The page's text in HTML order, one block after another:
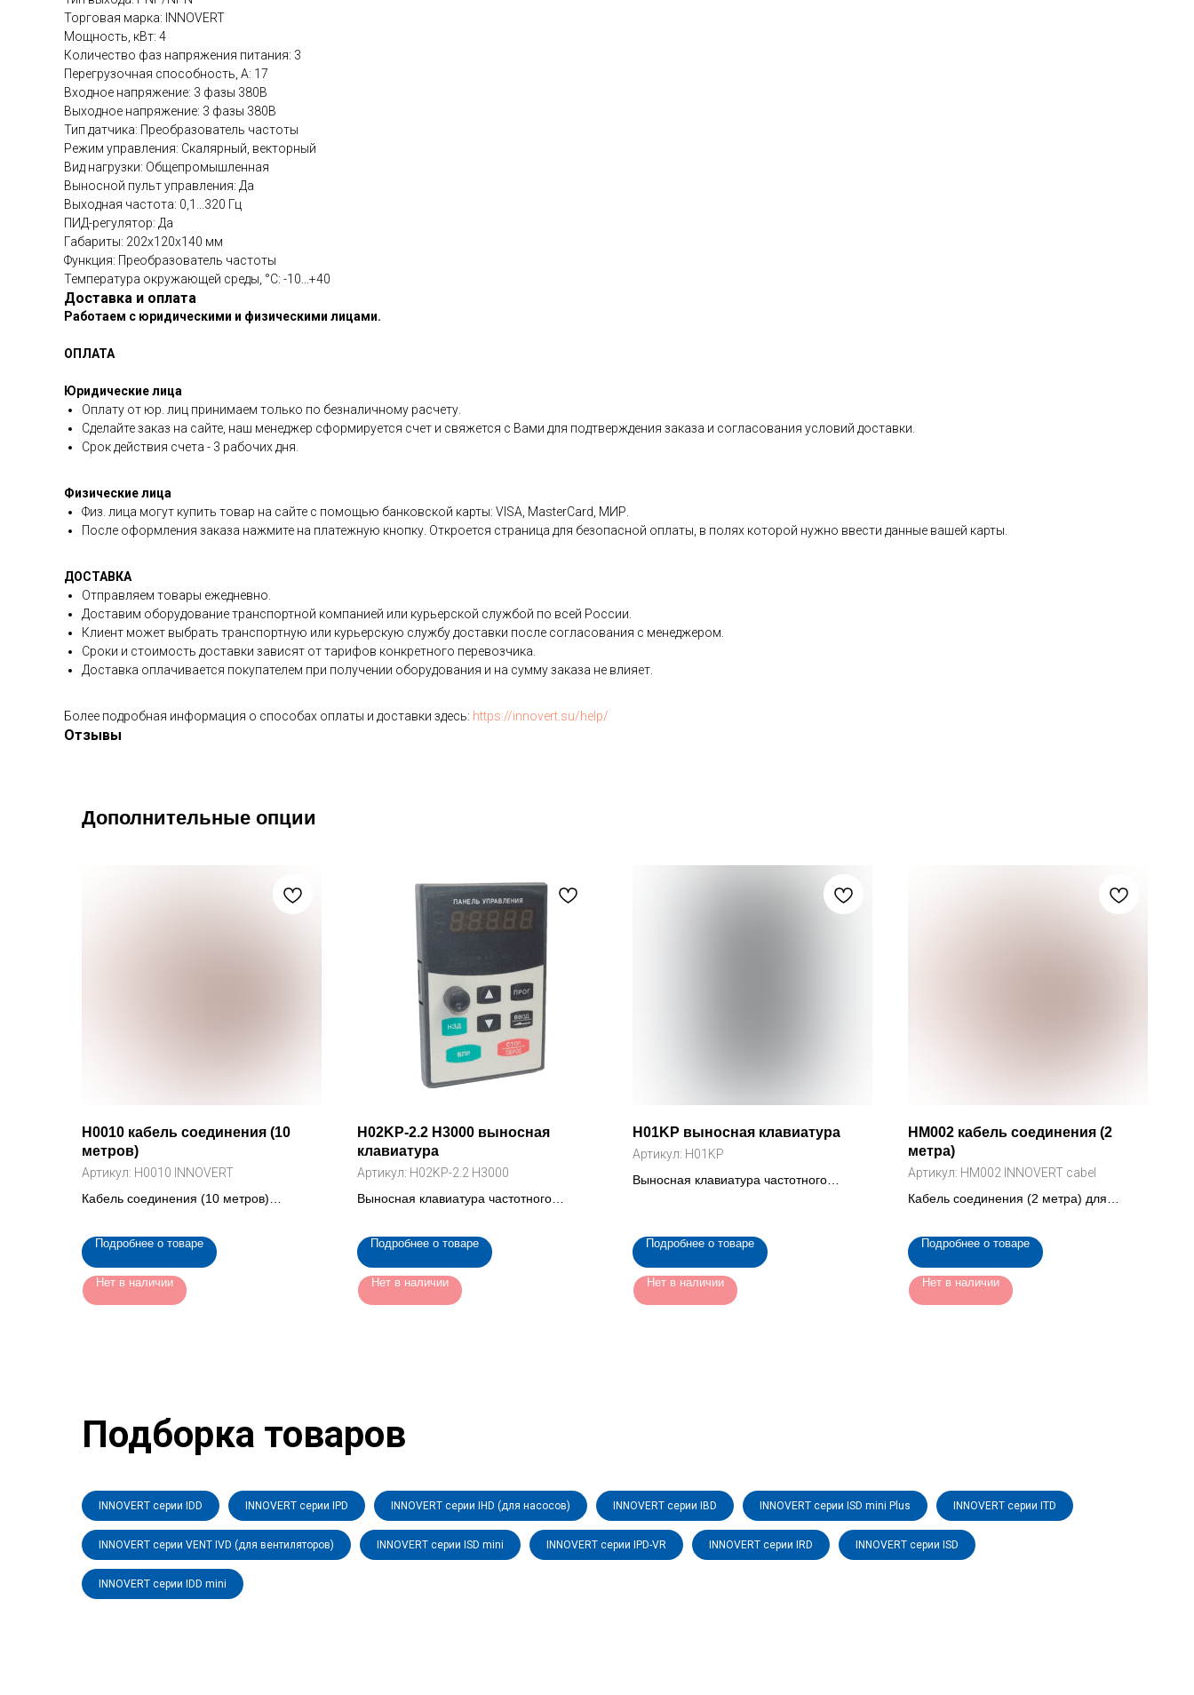
Торговая марка: INNOVERT
Мощность, кВт: 4
Количество фаз напряжения питания: 3
Перегрузочная способность, А: 17
Входное напряжение: 3 фазы 380В
Выходное напряжение: 3 фазы 380В
Тип датчика: Преобразователь частоты
Режим управления: Скалярный, векторный
Вид нагрузки: Общепромышленная
Выносной пульт управления: Да
Выходная частота: 0,1...320 Гц
ПИД-регулятор: Да
Габариты: 202х120х140 мм
Функция: Преобразователь частоты
Температура окружающей среды, °C: -10...+40
Доставка и оплата
Работаем с юридическими и физическими лицами.
ОПЛАТА
Юридические лица
Оплату от юр. лиц принимаем только по безналичному расчету.
Сделайте заказ на сайте, наш менеджер сформируется счет и свяжется с Вами для подтверждения заказа и согласования условий доставки.
Срок действия счета - 3 рабочих дня.
Физические лица
Физ. лица могут купить товар на сайте с помощью банковской карты: VISA, MasterCard, МИР.
После оформления заказа нажмите на платежную кнопку. Откроется страница для безопасной оплаты, в полях которой нужно ввести данные вашей карты.
ДОСТАВКА
Отправляем товары ежедневно.
Доставим оборудование транспортной компанией или курьерской службой по всей России.
Клиент может выбрать транспортную или курьерскую службу доставки после согласования с менеджером.
Сроки и стоимость доставки зависят от тарифов конкретного перевозчика.
Доставка оплачивается покупателем при получении оборудования и на сумму заказа не влияет.
Более подробная информация о способах оплаты и доставки здесь: https://innovert.su/help/
Отзывы
Дополнительные опции
H0010 кабель соединения (10
метров)
Артикул: H0010 INNOVERT
Кабель соединения (10 метров)
преобразователя (H0010 INNOVERT)
Подробнее о товаре
Нет в наличии
H02KP-2.2 H3000 выносная
клавиатура
Артикул: H02KP-2.2 H3000
Выносная клавиатура частотного
кВт.
Подробнее о товаре
Нет в наличии
H01KP выносная клавиатура
Артикул: H01KP
Выносная клавиатура частотного
Подробнее о товаре
Нет в наличии
HM002 кабель соединения (2
метра)
Артикул: HM002 INNOVERT cabel
Кабель соединения (2 метра) для
Подробнее о товаре
Нет в наличии
Подборка товаров
INNOVERT серии IDD INNOVERT серии IPD INNOVERT серии IHD (для насосов) INNOVERT серии IBD INNOVERT серии ISD mini Plus INNOVERT серии ITD
INNOVERT серии VENT IVD (для вентиляторов) INNOVERT серии ISD mini INNOVERT серии IPD-VR INNOVERT серии IRD INNOVERT серии ISD
INNOVERT серии IDD mini